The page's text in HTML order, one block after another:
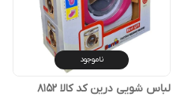
ناموجود
لباس شویی درین کد کالا ۸۱۵۲